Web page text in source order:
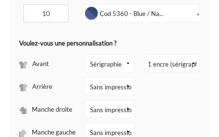
Cod 5360 - Blue / Na... ▼
Voulez-vous une personnalisation ?
Avant
Arrière
Manche droite
Manche gauche